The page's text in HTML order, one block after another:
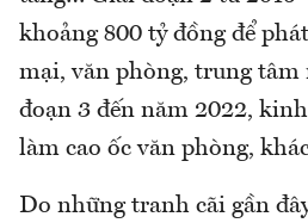
khoảng 800 tỷ đồng để
mại, văn phòng, trung
đoạn 3 đến năm 2022,
làm cao ốc văn phòng,
Do những tranh cãi gần